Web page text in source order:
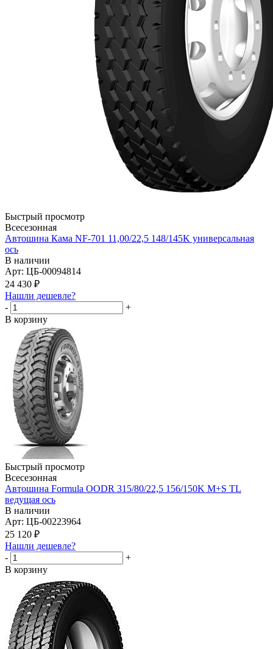
Быстрый просмотр
Всесезонная
Автошина Кама NF-701 11,00/22,5 148/145K универсальная
ось
В наличии
Арт: ЦБ-00094814
24 430 ₽
Нашли дешевле?
-
+
В корзину
Быстрый просмотр
Всесезонная
Автошина Formula OODR 315/80/22,5 156/150K M+S TL
ведущая ось
В наличии
Арт: ЦБ-00223964
25 120 ₽
Нашли дешевле?
-
+
В корзину